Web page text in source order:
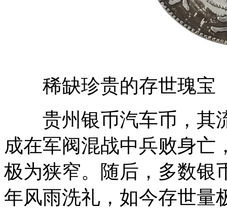
稀缺珍贵的存世瑰宝
贵州银币汽车币，其
成在军阀混战中兵败身亡
极为狭窄。随后，多数银
年风雨洗礼，如今存世量